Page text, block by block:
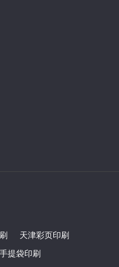
天津彩页印刷
提袋印刷